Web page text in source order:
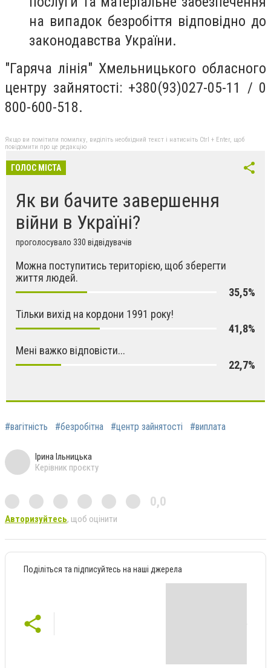
на випадок безробіття відповідно до
законодавства України.
"Гаряча лінія" Хмельницького обласного
центру зайнятості: +380(93)027-05-11 / 0
800-600-518.
Якщо ви помітили помилку, виділіть необхідний текст і натисніть Ctrl + Enter, щоб
повідомити про це редакцію
ГОЛОС МІСТА
Як ви бачите завершення
війни в Україні?
проголосувало 330 відвідувачів
Можна поступитись територією, щоб зберегти
життя людей.
35,5%
Тільки вихід на кордони 1991 року!
41,8%
Мені важко відповісти...
22,7%
#вагітність #безробітна #центр зайнятості #виплата
Ірина Ільницька
Керівник проєкту
0,0
Авторизуйтесь, щоб оцінити
Поділіться та підписуйтесь на наші джерела